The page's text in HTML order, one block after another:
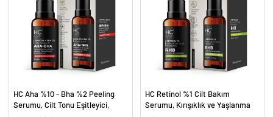
HC Aha %10 - Bha %2 Peeling
Serumu, Cilt Tonu Eşitleyici,
HC Retinol %1 Cilt Bakım
Serumu, Kırışıklık ve Yaşlanma